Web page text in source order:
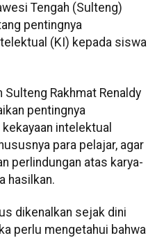
Tengah (Sulteng)
pentingnya
(KI) kepada siswa
Rakhmat Renaldy
pentingnya
intelektual
para pelajar, agar
perlindungan atas karya-
hasilkan.
dikenalkan sejak dini
perlu mengetahui bahwa